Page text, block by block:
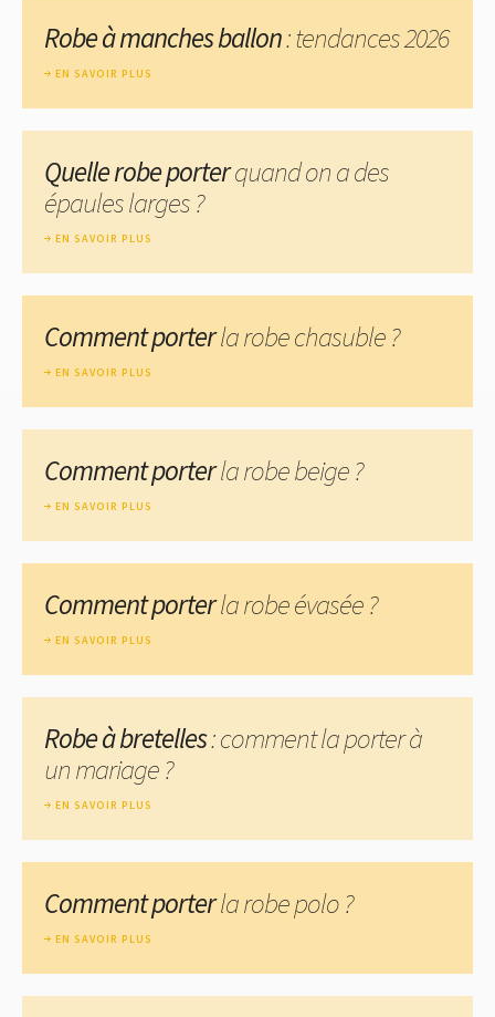
Robe à manches ballon: tendances 2026
EN SAVOIR PLUS
Quelle robe porterquand on a des
épaules larges ?
EN SAVOIR PLUS
Comment porterla robe chasuble ?
EN SAVOIR PLUS
Comment porterla robe beige ?
EN SAVOIR PLUS
Comment porterla robe évasée ?
EN SAVOIR PLUS
Robe à bretelles: comment la porter à
un mariage ?
EN SAVOIR PLUS
Comment porterla robe polo ?
EN SAVOIR PLUS